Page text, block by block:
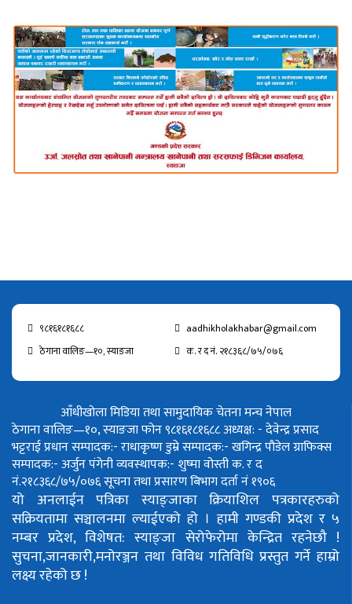
९८१६१८१६८८
aadhikholakhabar@gmail.com
ठेगाना वालिङ—१०, स्याङजा
क. र द नं. २१८३६८/७५/०७६
आँधीखोला मिडिया तथा सामुदायिक चेतना मन्च नेपाल
ठेगाना वालिङ—१०, स्याङजा फोन ९८१६१८१६८८अध्यक्ष: - देवेन्द्र प्रसाद
भट्टराईप्रधान सम्पादक:- राधाकृष्ण डुम्रेसम्पादक:- खगिन्द्र पौडेलग्राफिक्स
सम्पादक:- अर्जुन पंगेनीव्यवस्थापक:- शुष्मा वोस्तीक. र द
नं.२१८३६८/७५/०७६सूचना तथा प्रसारण बिभाग दर्ता नं १९०६
यो अनलाईन पत्रिका स्याङ्जाका क्रियाशिल पत्रकारहरुको
सक्रियतामा सञ्चालनमा ल्याईएको हो । हामी गण्डकी प्रदेश र ५
नम्बर प्रदेश, विशेषत: स्याङ्जा सेरोफेरोमा केन्द्रित रहनेछौ !
सुचना,जानकारी,मनोरञ्जन तथा विविध गतिविधि प्रस्तुत गर्ने हाम्रो
लक्ष्य रहेको छ !